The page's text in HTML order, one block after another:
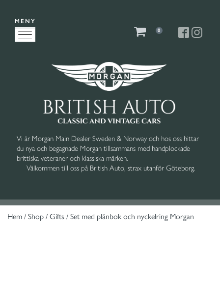
Vi är Morgan Main Dealer Sweden & Norway och hos oss hittar
du nya och begagnade Morgan tillsammans med handplockade
brittiska veteraner och klassiska märken.
Välkommen till oss på British Auto, strax utanför Göteborg.
0
MENY
Hem / Shop / Gifts / Set med plånbok och nyckelring Morgan